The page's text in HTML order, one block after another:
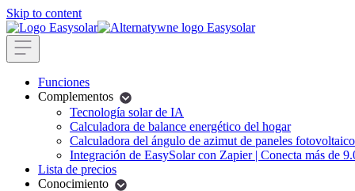
Skip to content
Funciones
Complementos
Tecnología solar de IA
Calculadora de balance energético del hogar
Calculadora del ángulo de azimut de paneles
Integración de EasySolar con Zapier | Conecta más de
Lista de precios
Conocimiento